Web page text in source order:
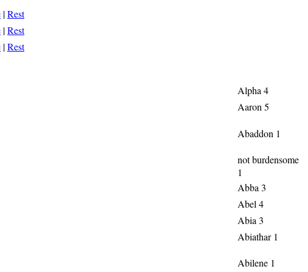
|Rest
|Rest
|Rest
Alpha 4
Aaron 5
Abaddon 1
not burdensome
1
Abba 3
Abel 4
Abia 3
Abiathar 1
Abilene 1